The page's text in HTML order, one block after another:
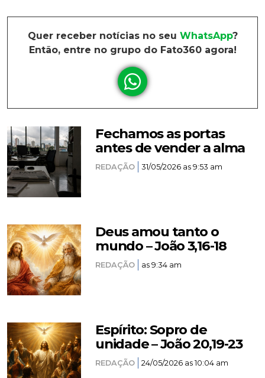
Quer receber notícias no seu WhatsApp?
Então, entre no grupo do Fato360 agora!
Fechamos as portas
antes de vender a alma
REDAÇÃO 31/05/2026 as 9:53 am
Deus amou tanto o
mundo – João 3,16-18
REDAÇÃO as 9:34 am
Espírito: Sopro de
unidade – João 20,19-23
REDAÇÃO 24/05/2026 as 10:04 am